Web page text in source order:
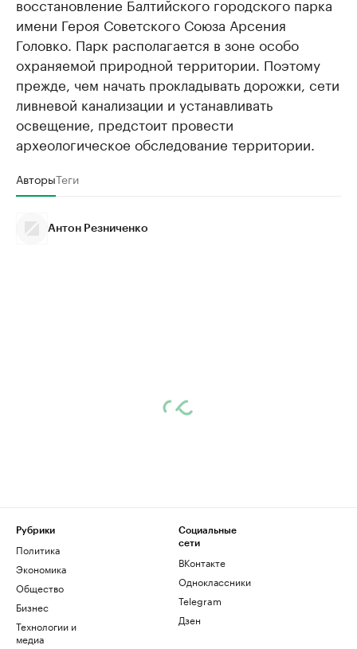
имени Героя Советского Союза Арсения
Головко. Парк располагается в зоне особо
охраняемой природной территории. Поэтому
прежде, чем начать прокладывать дорожки, сети
ливневой канализации и устанавливать
освещение, предстоит провести
археологическое обследование территории.
АвторыТеги
Антон Резниченко
Рубрики
Политика
Экономика
Общество
Бизнес
Технологии и
медиа
Социальные
сети
ВКонтакте
Одноклассники
Telegram
Дзен